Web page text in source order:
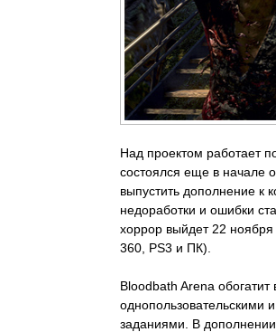
Над проектом работает
состоялся еще в начале
выпустить дополнение к
недоработки и ошибки
хоррор выйдет 22
360, PS3 и ПК).
Bloodbath Arena обогатит
однопользовательскими
заданиями. В